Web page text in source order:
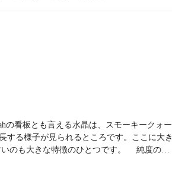
看板とも言える水晶は、スモーキークォー
する様子が見られるところです。ここに大き
のも大きな特徴のひとつです。 純度の高